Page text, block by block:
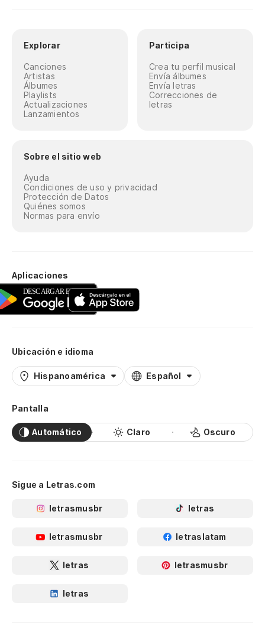
Explorar
Canciones
Artistas
Álbumes
Playlists
Actualizaciones
Lanzamientos
Participa
Crea tu perfil musical
Envía álbumes
Envía letras
Correcciones de
letras
Sobre el sitio web
Ayuda
Condiciones de uso y privacidad
Protección de Datos
Quiénes somos
Normas para envío
Aplicaciones
Ubicación e idioma
Hispanoamérica Español
Pantalla
Automático Claro Oscuro
Sigue a Letras.com
letrasmusbr letras
letrasmusbr letraslatam
letras letrasmusbr
letras